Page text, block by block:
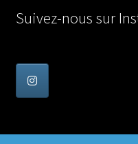
Suivez-nous sur